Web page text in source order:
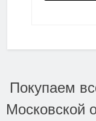
Покупаем
Московской